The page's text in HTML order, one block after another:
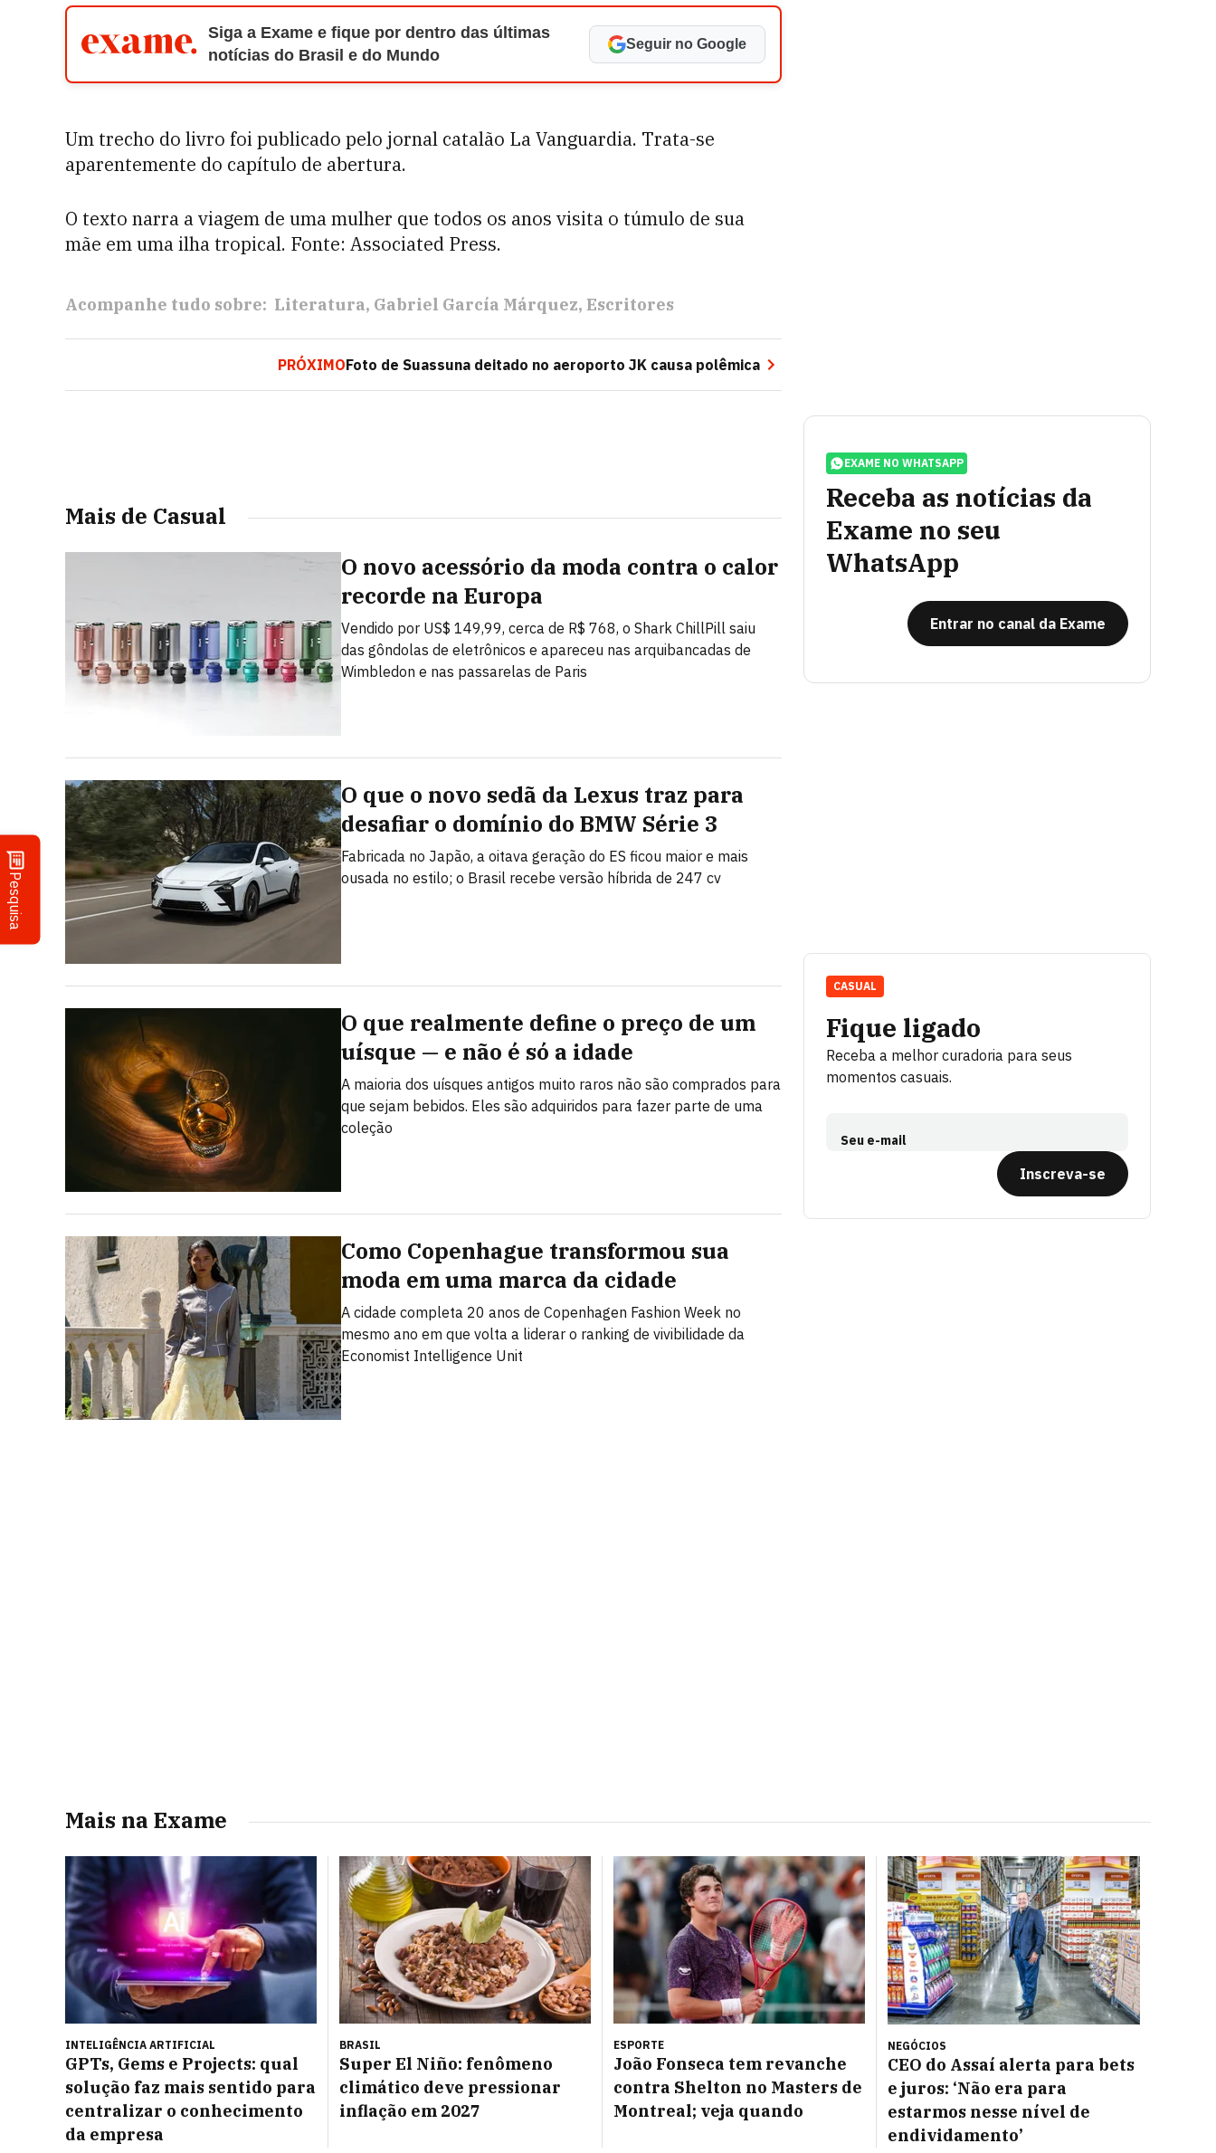
Pesquisa
Siga a Exame e fique por dentro das últimas
notícias do Brasil e do Mundo
Seguir no Google
Um trecho do livro foi publicado pelo jornal catalão La Vanguardia. Trata-se
aparentemente do capítulo de abertura.
O texto narra a viagem de uma mulher que todos os anos visita o túmulo de sua
mãe em uma ilha tropical. Fonte: Associated Press.
Acompanhe tudo sobre: Literatura Gabriel García Márquez Escritores
PRÓXIMOFoto de Suassuna deitado no aeroporto JK causa polêmica
Mais de Casual
O novo acessório da moda contra o calor
recorde na Europa
Vendido por US$ 149,99, cerca de R$ 768, o Shark ChillPill saiu
das gôndolas de eletrônicos e apareceu nas arquibancadas de
Wimbledon e nas passarelas de Paris
O que o novo sedã da Lexus traz para
desafiar o domínio do BMW Série 3
Fabricada no Japão, a oitava geração do ES ficou maior e mais
ousada no estilo; o Brasil recebe versão híbrida de 247 cv
O que realmente define o preço de um
uísque — e não é só a idade
A maioria dos uísques antigos muito raros não são comprados para
que sejam bebidos. Eles são adquiridos para fazer parte de uma
coleção
Como Copenhague transformou sua
moda em uma marca da cidade
A cidade completa 20 anos de Copenhagen Fashion Week no
mesmo ano em que volta a liderar o ranking de vivibilidade da
Economist Intelligence Unit
EXAME NO WHATSAPP
Receba as notícias da
Exame no seu
WhatsApp
Entrar no canal da Exame
Fique ligado
Receba a melhor curadoria para seus
momentos casuais.
Seu e-mail
Inscreva-se
CASUAL
Mais na Exame
INTELIGÊNCIA ARTIFICIAL
GPTs, Gems e Projects: qual
solução faz mais sentido para
centralizar o conhecimento
da empresa
BRASIL
Super El Niño: fenômeno
climático deve pressionar
inflação em 2027
ESPORTE
João Fonseca tem revanche
contra Shelton no Masters de
Montreal; veja quando
NEGÓCIOS
CEO do Assaí alerta para bets
e juros: ‘Não era para
estarmos nesse nível de
endividamento’